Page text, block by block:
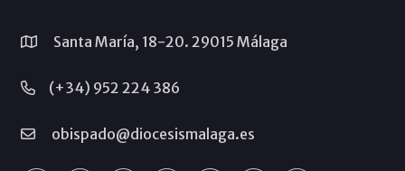
Santa María, 18-20. 29015 Málaga
(+34) 952 224 386
obispado@diocesismalaga.es